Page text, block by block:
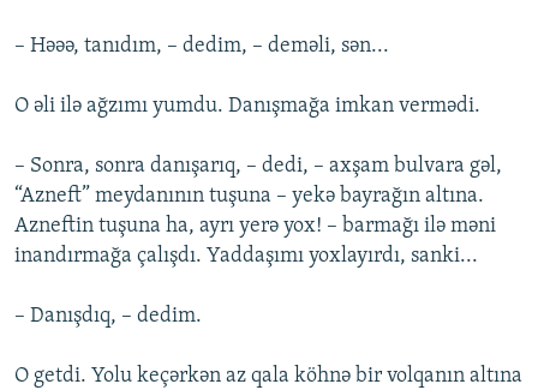
– Həəə, tanıdım, – dedim, – deməli, sən...
O əli ilə ağzımı yumdu. Danışmağa imkan vermədi.
– Sonra, sonra danışarıq, – dedi, – axşam bulvara gəl,
“Azneft” meydanının tuşuna – yekə bayrağın altına.
Azneftin tuşuna ha, ayrı yerə yox! – barmağı ilə məni
inandırmağa çalışdı. Yaddaşımı yoxlayırdı, sanki...
– Danışdıq, – dedim.
O getdi. Yolu keçərkən az qala köhnə bir volqanın altına